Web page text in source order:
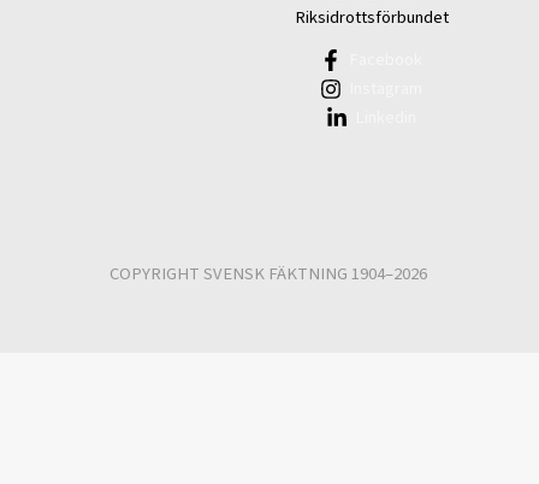
Riksidrottsförbundet
COPYRIGHT SVENSK FÄKTNING 1904–2026